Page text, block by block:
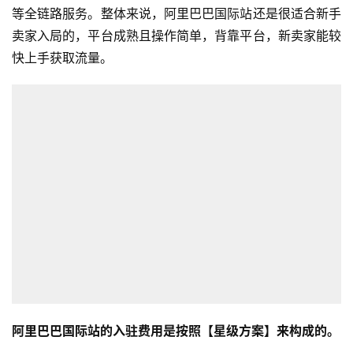
等全链路服务。整体来说，阿里巴巴国际站还是很适合新手
卖家入局的，平台成熟且操作简单，背靠平台，新卖家能较
快上手获取流量。
阿里巴巴国际站的入驻费用是按照【星级方案】来构成的。